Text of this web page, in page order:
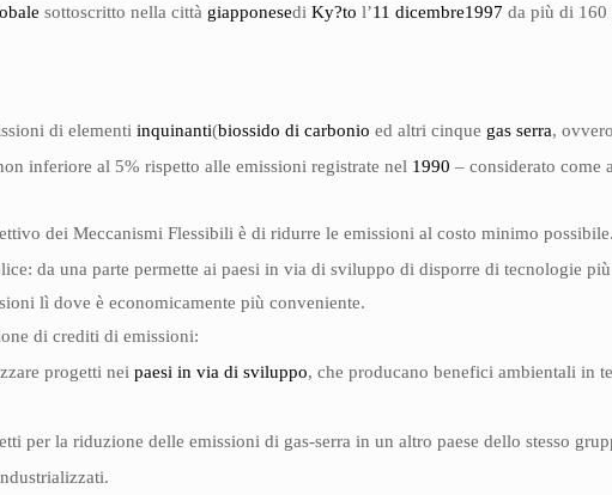
sottoscritto nella città giapponesediKy?to l’11 dicembre1997 da più di 160
di elementiinquinanti(biossido di carbonio ed altri cinque gas serra,
inferiore al 5% rispetto alle emissioni registrate nel 1990 – considerato come
dei Meccanismi Flessibili è di ridurre le emissioni al costo minimo
da una parte permette ai paesi in via di sviluppo di disporre di tecnologie
lì dove è economicamente più conveniente.
di crediti di emissioni:
progetti neipaesi in via di sviluppo, che producano benefici ambientali in
per la riduzione delle emissioni di gas-serra in un altro paese dello stesso